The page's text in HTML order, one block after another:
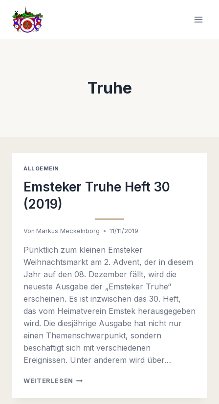
Inhalt
springen
Truhe
ALLGEMEIN
Emsteker Truhe Heft 30
(2019)
Von Markus Meckelnborg 11/11/2019
Pünktlich zum kleinen Emsteker
Weihnachtsmarkt am 2. Advent, der in diesem
Jahr auf den 08. Dezember fällt, wird die
neueste Ausgabe der „Emsteker Truhe“
erscheinen. Es ist inzwischen das 30. Heft,
das vom Heimatverein Emstek herausgegeben
wird. Die diesjährige Ausgabe hat nicht nur
einen Themenschwerpunkt, sondern
beschäftigt sich mit verschiedenen
Ereignissen. Unter anderem wird über…
WEITERLESEN EMSTEKER
HEFT